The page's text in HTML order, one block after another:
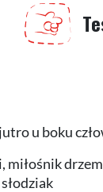
u boku